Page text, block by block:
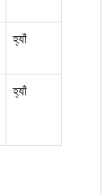
হ্যাঁ
হ্যাঁ